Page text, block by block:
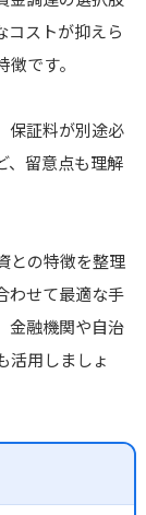
コストが抑えら
です。
保証料が別途必
、留意点も理解
との特徴を整理
わせて最適な手
金融機関や自治
活用しましょ